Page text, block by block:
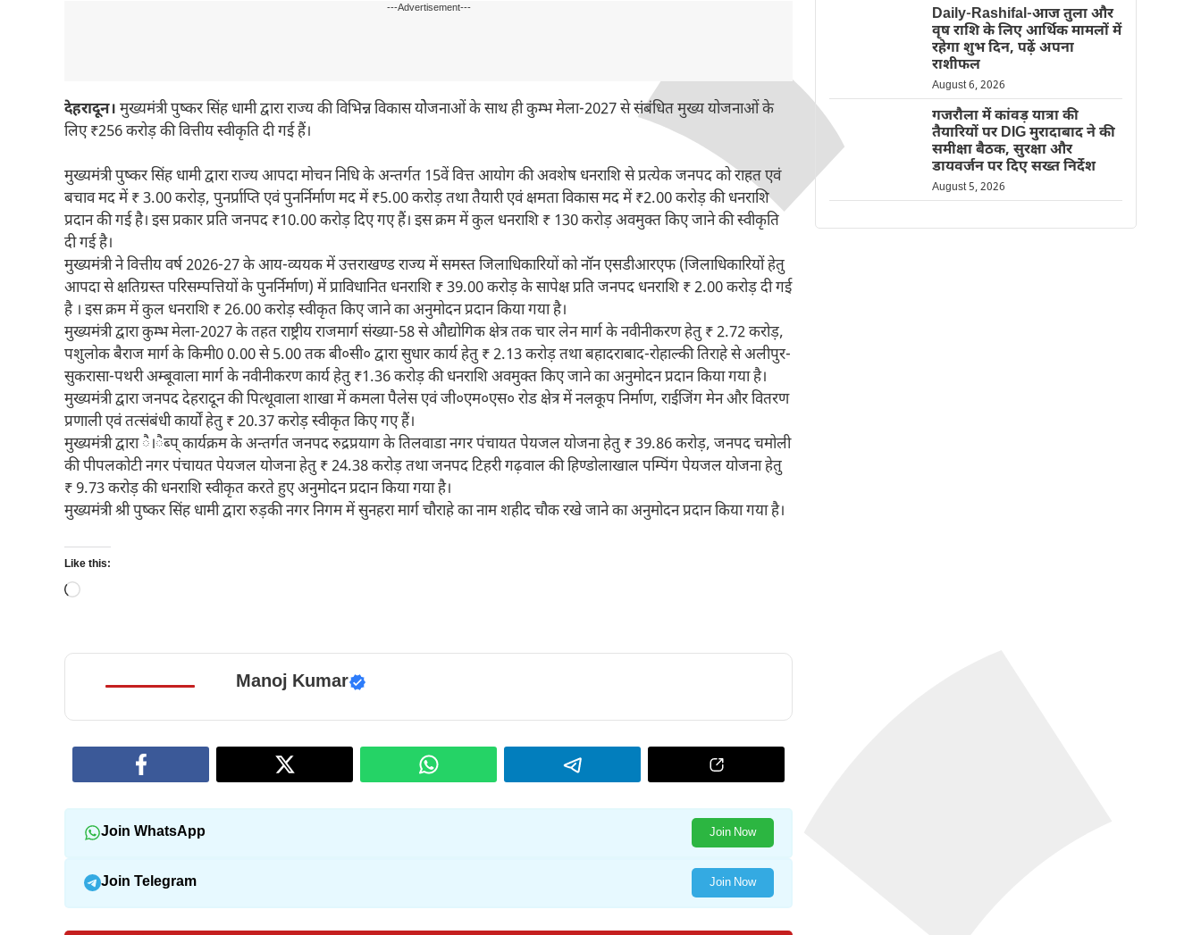
---Advertisement---
देहरादून। मुख्यमंत्री पुष्कर सिंह धामी द्वारा राज्य की विभिन्न विकास योेजनाओं के साथ ही कुम्भ मेला-2027 से संबंधित मुख्य योजनाओं के
लिए ₹256 करोड़ की वित्तीय स्वीकृति दी गई हैं।
मुख्यमंत्री पुष्कर सिंह धामी द्वारा राज्य आपदा मोचन निधि के अन्तर्गत 15वें वित्त आयोग की अवशेष धनराशि से प्रत्येक जनपद को राहत एवं
बचाव मद में ₹ 3.00 करोड़, पुनर्प्राप्ति एवं पुनर्निर्माण मद में ₹5.00 करोड़ तथा तैयारी एवं क्षमता विकास मद में ₹2.00 करोड़ की धनराशि
प्रदान की गई है। इस प्रकार प्रति जनपद ₹10.00 करोड़ दिए गए हैं। इस क्रम में कुल धनराशि ₹ 130 करोड़ अवमुक्त किए जाने की स्वीकृति
दी गई है।
मुख्यमंत्री ने वित्तीय वर्ष 2026-27 के आय-व्ययक में उत्तराखण्ड राज्य में समस्त जिलाधिकारियों को नॉन एसडीआरएफ (जिलाधिकारियों हेतु
आपदा से क्षतिग्रस्त परिसम्पत्तियों के पुनर्निर्माण) में प्राविधानित धनराशि ₹ 39.00 करोड़ के सापेक्ष प्रति जनपद धनराशि ₹ 2.00 करोड़ दी गई
है । इस क्रम में कुल धनराशि ₹ 26.00 करोड़ स्वीकृत किए जाने का अनुमोदन प्रदान किया गया है।
मुख्यमंत्री द्वारा कुम्भ मेला-2027 के तहत राष्ट्रीय राजमार्ग संख्या-58 से औद्योगिक क्षेत्र तक चार लेन मार्ग के नवीनीकरण हेतु ₹ 2.72 करोड़,
पशुलोक बैराज मार्ग के किमी0 0.00 से 5.00 तक बी०सी० द्वारा सुधार कार्य हेतु ₹ 2.13 करोड़ तथा बहादराबाद-रोहाल्की तिराहे से अलीपुर-
सुकरासा-पथरी अम्बूवाला मार्ग के नवीनीकरण कार्य हेतु ₹1.36 करोड़ की धनराशि अवमुक्त किए जाने का अनुमोदन प्रदान किया गया है।
मुख्यमंत्री द्वारा जनपद देहरादून की पित्थूवाला शाखा में कमला पैलेस एवं जी०एम०एस० रोड क्षेत्र में नलकूप निर्माण, राईजिंग मेन और वितरण
प्रणाली एवं तत्संबंधी कार्यों हेतु ₹ 20.37 करोड़ स्वीकृत किए गए हैं।
मुख्यमंत्री द्वारा ै।ैब्प् कार्यक्रम के अन्तर्गत जनपद रुद्रप्रयाग के तिलवाडा नगर पंचायत पेयजल योजना हेतु ₹ 39.86 करोड़, जनपद चमोली
की पीपलकोटी नगर पंचायत पेयजल योजना हेतु ₹ 24.38 करोड़ तथा जनपद टिहरी गढ़वाल की हिण्डोलाखाल पम्पिंग पेयजल योजना हेतु
₹ 9.73 करोड़ की धनराशि स्वीकृत करते हुए अनुमोदन प्रदान किया गया है।
मुख्यमंत्री श्री पुष्कर सिंह धामी द्वारा रुड़की नगर निगम में सुनहरा मार्ग चौराहे का नाम शहीद चौक रखे जाने का अनुमोदन प्रदान किया गया है।
Like this:
Loading…
Manoj Kumar
Join WhatsApp Join Now
Join Telegram Join Now
Daily-Rashifal-आज तुला और
वृष राशि के लिए आर्थिक मामलों में
रहेगा शुभ दिन, पढ़ें अपना
राशीफल
August 6, 2026
गजरौला में कांवड़ यात्रा की
तैयारियों पर DIG मुरादाबाद ने की
समीक्षा बैठक, सुरक्षा और
डायवर्जन पर दिए सख्त निर्देश
August 5, 2026